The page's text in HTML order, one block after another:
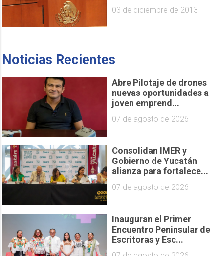
03 de diciembre de 2013
Noticias Recientes
Abre Pilotaje de drones
nuevas oportunidades a
joven emprend...
07 de agosto de 2026
Consolidan IMER y
Gobierno de Yucatán
alianza para fortalece...
07 de agosto de 2026
Inauguran el Primer
Encuentro Peninsular de
Escritoras y Esc...